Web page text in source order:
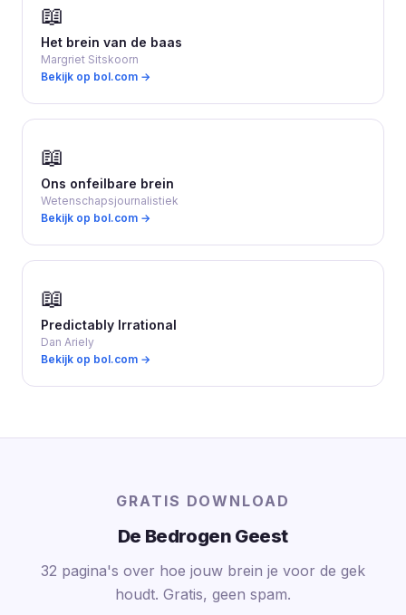
📖
Het brein van de baas
Margriet Sitskoorn
Bekijk op bol.com →
📖
Ons onfeilbare brein
Wetenschapsjournalistiek
Bekijk op bol.com →
📖
Predictably Irrational
Dan Ariely
Bekijk op bol.com →
GRATIS DOWNLOAD
De Bedrogen Geest
32 pagina's over hoe jouw brein je voor de gek
houdt. Gratis, geen spam.